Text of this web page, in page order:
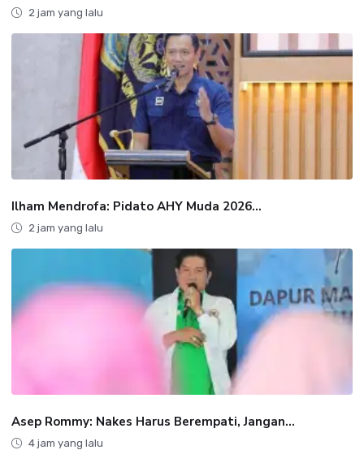
2 jam yang lalu
Ilham Mendrofa: Pidato AHY Muda 2026...
2 jam yang lalu
Asep Rommy: Nakes Harus Berempati, Jangan...
4 jam yang lalu